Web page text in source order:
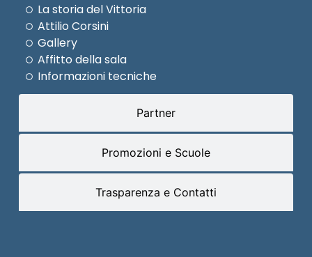
Partner
Promozioni e Scuole
Trasparenza e Contatti
La storia del Vittoria
Attilio Corsini
Gallery
Affitto della sala
Informazioni tecniche